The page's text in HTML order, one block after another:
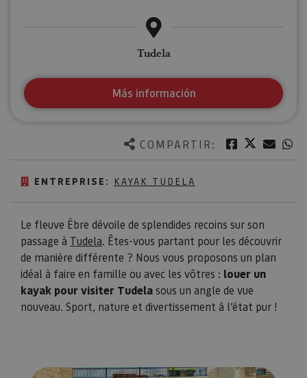
COMPARTIR: Facebook
Twitter
ENTREPRISE: KAYAK TUDELA
Le fleuve Èbre dévoile de splendides recoins sur son
passage à Tudela. Êtes-vous partant pour les découvrir
de manière différente ? Nous vous proposons un plan
idéal à faire en famille ou avec les vôtres : louer un
kayak pour visiter Tudelasous un angle de vue
nouveau. Sport, nature et divertissement à l’état pur !
Tudela
Más información